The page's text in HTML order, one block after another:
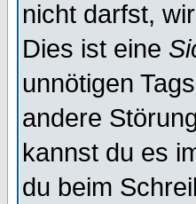
nicht darfst,
Dies ist eine
unnötigen
andere
kannst du es
du beim